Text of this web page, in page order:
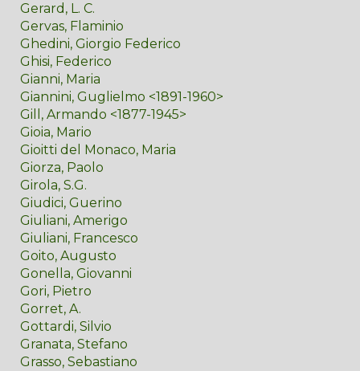
Gerard, L. C.
Gervas, Flaminio
Ghedini, Giorgio Federico
Ghisi, Federico
Gianni, Maria
Giannini, Guglielmo <1891-1960>
Gill, Armando <1877-1945>
Gioia, Mario
Gioitti del Monaco, Maria
Giorza, Paolo
Girola, S.G.
Giudici, Guerino
Giuliani, Amerigo
Giuliani, Francesco
Goito, Augusto
Gonella, Giovanni
Gori, Pietro
Gorret, A.
Gottardi, Silvio
Granata, Stefano
Grasso, Sebastiano